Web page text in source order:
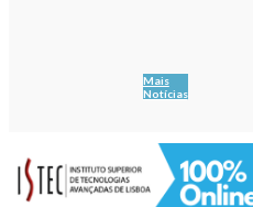
Mais
Notícias